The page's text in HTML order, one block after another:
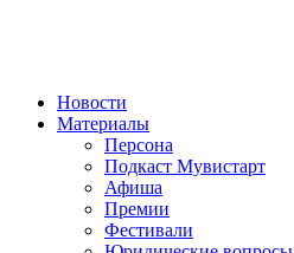
Новости
Материалы
Персона
Подкаст Мувистарт
Афиша
Премии
Фестивали